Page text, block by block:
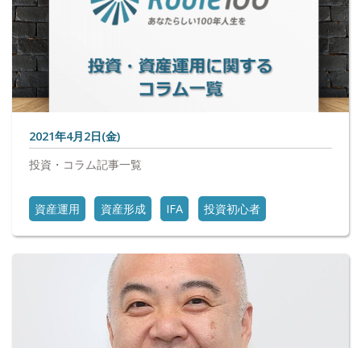
2021年4月2日(金)
投資・コラム記事一覧
資産運用 資産形成 IFA 投資初心者